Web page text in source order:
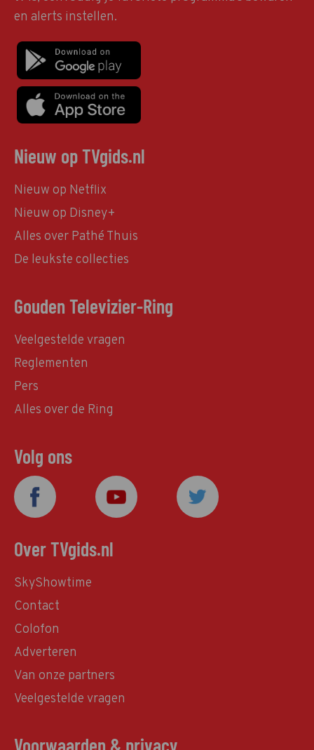
en alerts instellen.
Nieuw op TVgids.nl
Nieuw op Netflix
Nieuw op Disney+
Alles over Pathé Thuis
De leukste collecties
Gouden Televizier-Ring
Veelgestelde vragen
Reglementen
Pers
Alles over de Ring
Volg ons
Over TVgids.nl
SkyShowtime
Contact
Colofon
Adverteren
Van onze partners
Veelgestelde vragen